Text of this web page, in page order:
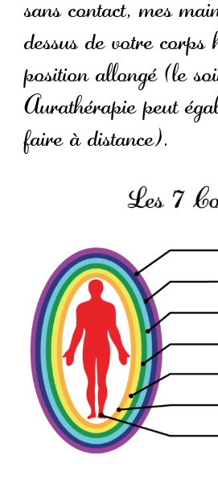
sans contact, mes
dessus de votre corps
position allongé (le
Aurathérapie peut
faire à distance).